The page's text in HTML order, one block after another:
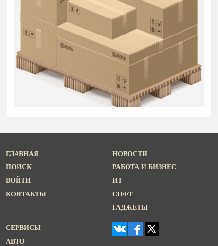
ГЛАВНАЯ
ПОИСК
ВОЙТИ
КОНТАКТЫ
НОВОСТИ
РАБОТА И БИЗНЕС
ИТ
СОФТ
ГАДЖЕТЫ
СЕРВИСЫ
АВТО